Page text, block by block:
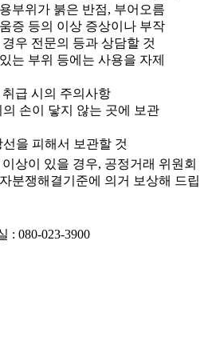
부위가 붉은 반점, 부어오름
증 등의 이상 증상이나 부작
우 전문의 등과 상담할 것
는 부위 등에는 사용을 자제
취급 시의 주의사항
의 손이 닿지 않는 곳에 보관
을 피해서 보관할 것
상이 있을 경우, 공정거래 위원회
분쟁해결기준에 의거 보상해 드립
: 080-023-3900